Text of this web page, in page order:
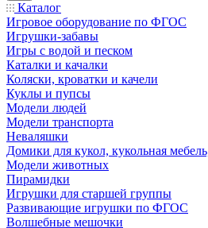
Каталог
Игровое оборудование по ФГОС
Игрушки-забавы
Игры с водой и песком
Каталки и качалки
Коляски, кроватки и качели
Куклы и пупсы
Модели людей
Модели транспорта
Неваляшки
Домики для кукол, кукольная
Модели животных
Пирамидки
Игрушки для старшей группы
Развивающие игрушки по ФГОС
Волшебные мешочки